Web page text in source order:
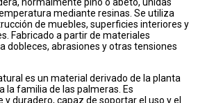
mediante resinas. Se utiliza
de muebles, superficies interiores y
Fabricado a partir de materiales
dobleces, abrasiones y otras tensiones
es un material derivado de la planta
la familia de las palmeras. Es
duradero, capaz de soportar el uso y el